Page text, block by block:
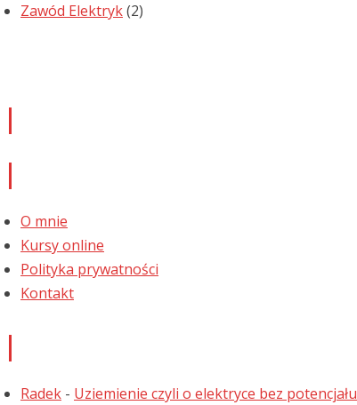
Zawód Elektryk(2)
O mnie
Kursy online
Polityka prywatności
Kontakt
Radek - Uziemienie czyli o elektryce bez potencjału